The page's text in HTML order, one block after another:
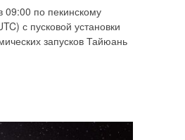
09:00 по пекинскому
с пусковой установки
запусков Тайюань